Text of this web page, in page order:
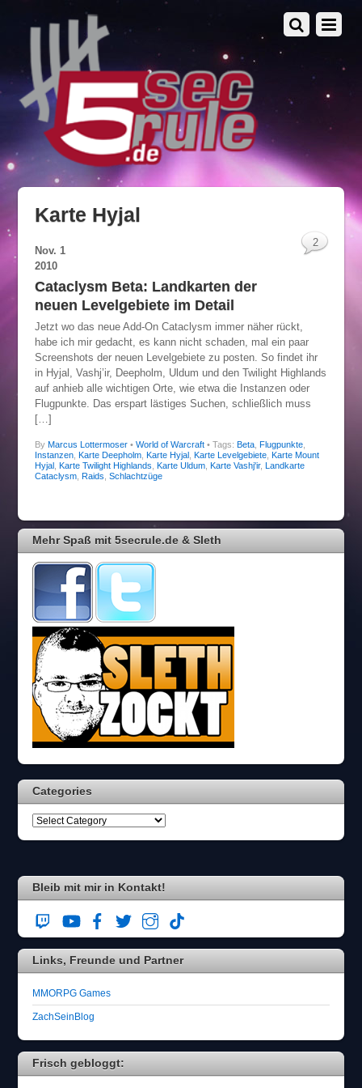
Karte Hyjal
Nov. 1
2010
Cataclysm Beta: Landkarten der
neuen Levelgebiete im Detail
Jetzt wo das neue Add-On Cataclysm immer näher rückt,
habe ich mir gedacht, es kann nicht schaden, mal ein paar
Screenshots der neuen Levelgebiete zu posten. So findet ihr
in Hyjal, Vashj’ir, Deepholm, Uldum und den Twilight Highlands
auf anhieb alle wichtigen Orte, wie etwa die Instanzen oder
Flugpunkte. Das erspart lästiges Suchen, schließlich muss
[…]
By Marcus Lottermoser• World of Warcraft
2
• Tags: Beta, Flugpunkte,
Instanzen, Karte Deepholm, Karte Hyjal, Karte Levelgebiete, Karte Mount
Hyjal, Karte Twilight Highlands Karte Uldum, Karte Vashj'ir, Landkarte
Cataclysm, Raids Schlachtzüge
Mehr Spaß mit 5secrule.de & Sleth
Categories
Bleib mit mir in Kontakt!
Links, Freunde und Partner
MMORPG Games
ZachSeinBlog
Frisch gebloggt: